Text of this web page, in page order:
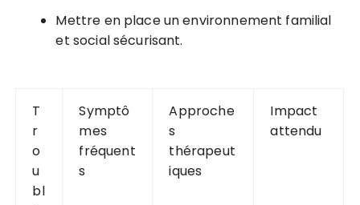
Mettre en place un environnement familial
et social sécurisant.
T
r
o
u
bl
Symptô
mes
fréquent
s
Approche
s
thérapeut
iques
Impact
attendu